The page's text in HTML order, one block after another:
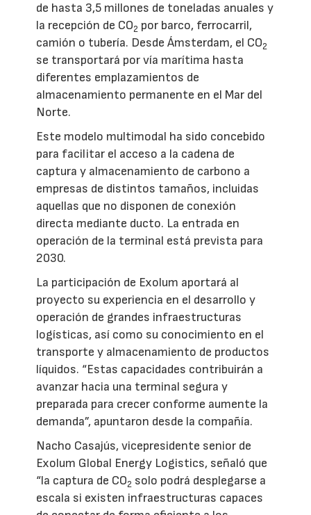
de hasta 3,5 millones de toneladas anuales y
la recepción de CO2 por barco, ferrocarril,
camión o tubería. Desde Ámsterdam, el CO2
se transportará por vía marítima hasta
diferentes emplazamientos de
almacenamiento permanente en el Mar del
Norte.
Este modelo multimodal ha sido concebido
para facilitar el acceso a la cadena de
captura y almacenamiento de carbono a
empresas de distintos tamaños, incluidas
aquellas que no disponen de conexión
directa mediante ducto. La entrada en
operación de la terminal está prevista para
2030.
La participación de Exolum aportará al
proyecto su experiencia en el desarrollo y
operación de grandes infraestructuras
logísticas, así como su conocimiento en el
transporte y almacenamiento de productos
líquidos. “Estas capacidades contribuirán a
avanzar hacia una terminal segura y
preparada para crecer conforme aumente la
demanda”, apuntaron desde la compañía.
Nacho Casajús, vicepresidente senior de
Exolum Global Energy Logistics, señaló que
“la captura de CO2 solo podrá desplegarse a
escala si existen infraestructuras capaces